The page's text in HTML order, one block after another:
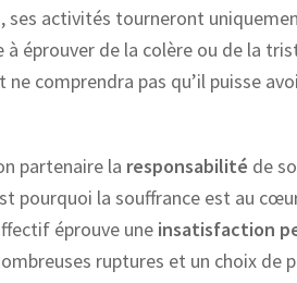
ses activités tourneront
éprouver de la colère ou de la
comprendra pas qu’il puisse
partenaire la responsabilité de
pourquoi la souffrance est au
éprouve une insatisfaction
ruptures et un choix de